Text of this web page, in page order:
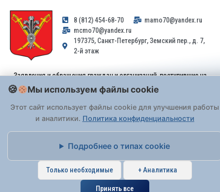
8 (812) 454-68-70
mamo70@yandex.ru
mcmo70@yandex.ru
197375, Санкт-Петербург, Земский пер., д. 7,
2-й этаж
Заявления и обращения граждан и организаций, поступившие на
адрес email, не могут быть рассмотрены на основании
Федерального закона от 02.05.2006 № 59-ФЗ
принимаются только: по почте, черезпортал «Госуслуги» (ЕПГУ)
или лично при предъявлении паспорта.
На Сайте действуетПолитика обработки персональных данных
Мы используем файлы cookie
Этот сайт использует файлы cookie для улучшения работы
и аналитики. Политика конфиденциальности
Подробнее о типах cookie
Только необходимые + Аналитика
Принять все